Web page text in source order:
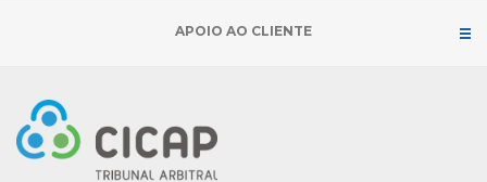
APOIO AO CLIENTE